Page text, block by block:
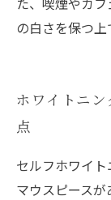
の白さを保つ上
ホワイトニ
点
セルフホワイ
マウスピース